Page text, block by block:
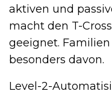
aktiven und
macht den T-
geeignet.
besonders davon.
Level-2-